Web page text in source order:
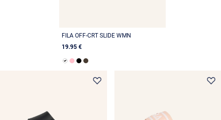
FILA OFF-CRT SLIDE WMN
19.95 €